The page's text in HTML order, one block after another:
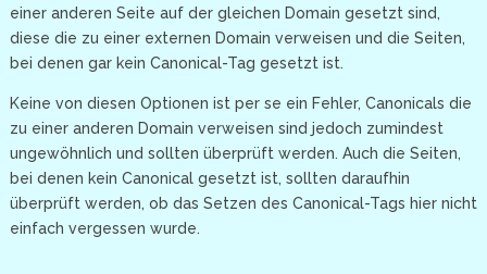
einer anderen Seite auf der gleichen Domain gesetzt sind,
diese die zu einer externen Domain verweisen und die Seiten,
bei denen gar kein Canonical-Tag gesetzt ist.
Keine von diesen Optionen ist per se ein Fehler, Canonicals die
zu einer anderen Domain verweisen sind jedoch zumindest
ungewöhnlich und sollten überprüft werden. Auch die Seiten,
bei denen kein Canonical gesetzt ist, sollten daraufhin
überprüft werden, ob das Setzen des Canonical-Tags hier nicht
einfach vergessen wurde.